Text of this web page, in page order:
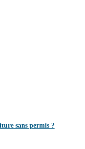
sans permis ?